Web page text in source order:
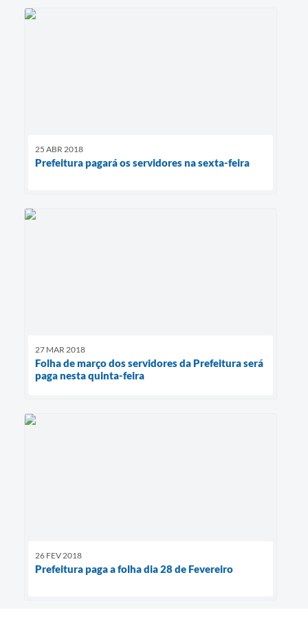
25 ABR 2018
Prefeitura pagará os servidores na sexta-feira
27 MAR 2018
Folha de março dos servidores da Prefeitura será
paga nesta quinta-feira
26 FEV 2018
Prefeitura paga a folha dia 28 de Fevereiro